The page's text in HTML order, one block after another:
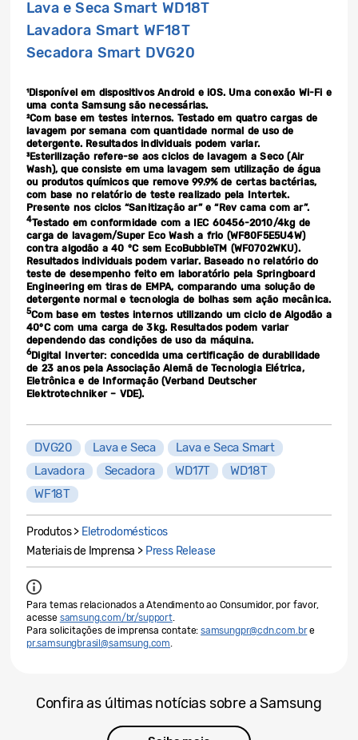
Lava e Seca Smart WD18T
Lavadora Smart WF18T
Secadora Smart DVG20
¹Disponível em dispositivos Android e iOS. Uma conexão Wi-Fi e
uma conta Samsung são necessárias.
²Com base em testes internos. Testado em quatro cargas de
lavagem por semana com quantidade normal de uso de
detergente. Resultados individuais podem variar.
³Esterilização refere-se aos ciclos de lavagem a Seco (Air
Wash), que consiste em uma lavagem sem utilização de água
ou produtos químicos que remove 99.9% de certas bactérias,
com base no relatório de teste realizado pela Intertek.
Presente nos ciclos “Sanitização ar” e “Rev cama com ar”.
4Testado em conformidade com a IEC 60456-2010/4kg de
carga de lavagem/Super Eco Wash a frio (WF80F5E5U4W)
contra algodão a 40 °C sem EcoBubbleTM (WF0702WKU).
Resultados individuais podem variar. Baseado no relatório do
teste de desempenho feito em laboratório pela Springboard
Engineering em tiras de EMPA, comparando uma solução de
detergente normal e tecnologia de bolhas sem ação mecânica.
5Com base em testes internos utilizando um ciclo de Algodão a
40°C com uma carga de 3kg. Resultados podem variar
dependendo das condições de uso da máquina.
6Digital Inverter: concedida uma certificação de durabilidade
de 23 anos pela Associação Alemã de Tecnologia Elétrica,
Eletrônica e de Informação (Verband Deutscher
Elektrotechniker – VDE).
DVG20 Lava e Seca
Lava e Seca Smart
Lavadora
Secadora WD17T
WD18T
WF18T
Produtos > Eletrodomésticos
Materiais de Imprensa > Press Release
Para temas relacionados a Atendimento ao Consumidor, por favor,
acesse samsung.com/br/support.
Para solicitações de imprensa contate: samsungpr@cdn.com.bre
pr.samsungbrasil@samsung.com.
Confira as últimas notícias sobre a Samsung